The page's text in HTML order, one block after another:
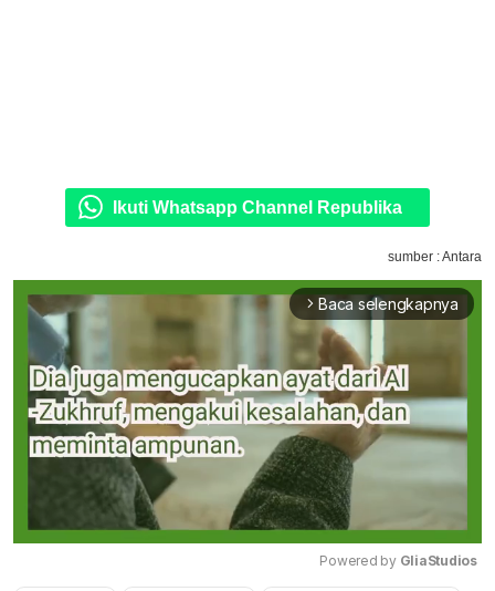
Ikuti Whatsapp Channel Republika
sumber : Antara
arrow_forward_ios Baca selengkapnya
Powered by GliaStudios